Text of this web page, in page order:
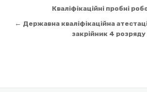
Навігація
записів
Кваліфікаційні пробні
← Державна кваліфікаційна
закрійник 4 розряду